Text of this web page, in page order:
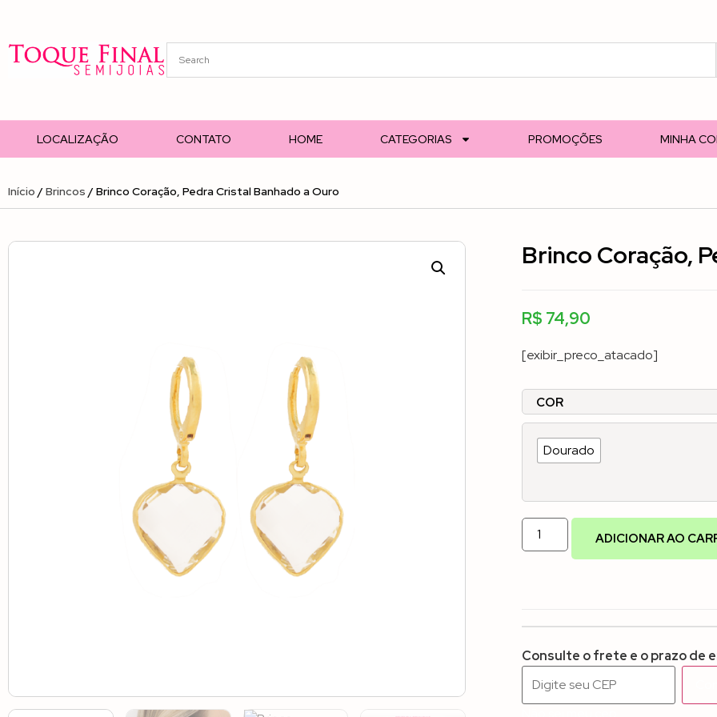
LOCALIZAÇÃO CONTATO HOME CATEGORIAS PROMOÇÕES MINHA
Início /Brincos / Brinco Coração, Pedra Cristal Banhado a Ouro
Brinco Coração,
R$ 74,90
[exibir_preco_atacado]
COR
Dourado
ADICIONAR AO
Consulte o frete e o prazo de